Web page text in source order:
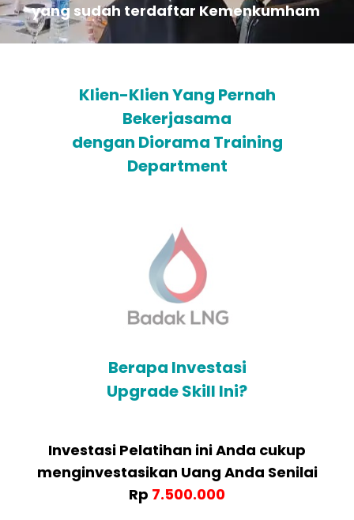
yang sudah terdaftar Kemenkumham
Klien-Klien Yang Pernah
Bekerjasama
dengan Diorama Training
Department
Berapa Investasi
Upgrade Skill Ini?
Investasi Pelatihan ini Anda cukup
menginvestasikan Uang Anda Senilai
Rp 7.500.000